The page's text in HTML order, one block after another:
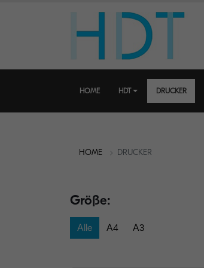
HOME HDT DRUCKER
HOME DRUCKER
Größe:
Alle A4 A3